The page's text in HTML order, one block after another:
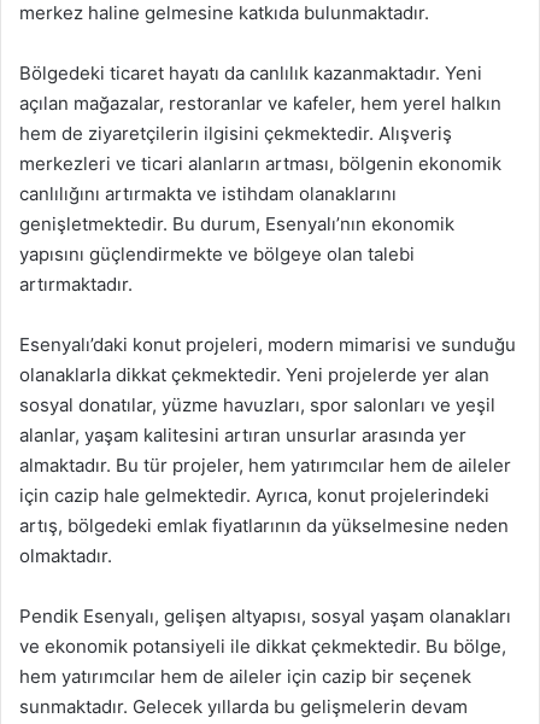
merkez haline gelmesine katkıda bulunmaktadır.
Bölgedeki ticaret hayatı da canlılık kazanmaktadır. Yeni
açılan mağazalar, restoranlar ve kafeler, hem yerel halkın
hem de ziyaretçilerin ilgisini çekmektedir. Alışveriş
merkezleri ve ticari alanların artması, bölgenin ekonomik
canlılığını artırmakta ve istihdam olanaklarını
genişletmektedir. Bu durum, Esenyalı’nın ekonomik
yapısını güçlendirmekte ve bölgeye olan talebi
artırmaktadır.
Esenyalı’daki konut projeleri, modern mimarisi ve sunduğu
olanaklarla dikkat çekmektedir. Yeni projelerde yer alan
sosyal donatılar, yüzme havuzları, spor salonları ve yeşil
alanlar, yaşam kalitesini artıran unsurlar arasında yer
almaktadır. Bu tür projeler, hem yatırımcılar hem de aileler
için cazip hale gelmektedir. Ayrıca, konut projelerindeki
artış, bölgedeki emlak fiyatlarının da yükselmesine neden
olmaktadır.
Pendik Esenyalı, gelişen altyapısı, sosyal yaşam olanakları
ve ekonomik potansiyeli ile dikkat çekmektedir. Bu bölge,
hem yatırımcılar hem de aileler için cazip bir seçenek
sunmaktadır. Gelecek yıllarda bu gelişmelerin devam